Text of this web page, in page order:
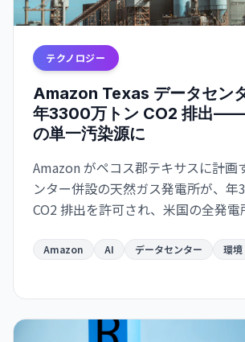
テクノロジー
Amazon Texas データセン
年3300万トン CO2 排出——
の単一汚染源に
Amazon がペコス郡テキサスに計画
ンター併設の天然ガス発電所が、年
CO2 排出を許可され、米国の全発電
と深刻に矛盾する局面を示唆してい
Amazon AI データセンター 環境